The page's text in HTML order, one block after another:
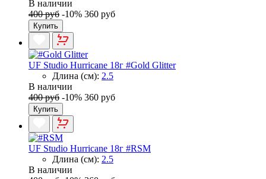
В наличии
400 руб -10% 360 руб
Купить
UF Studio Hurricane 18г #Gold Glitter
Длина (см): 2.5
В наличии
400 руб -10% 360 руб
Купить
UF Studio Hurricane 18г #RSM
Длина (см): 2.5
В наличии